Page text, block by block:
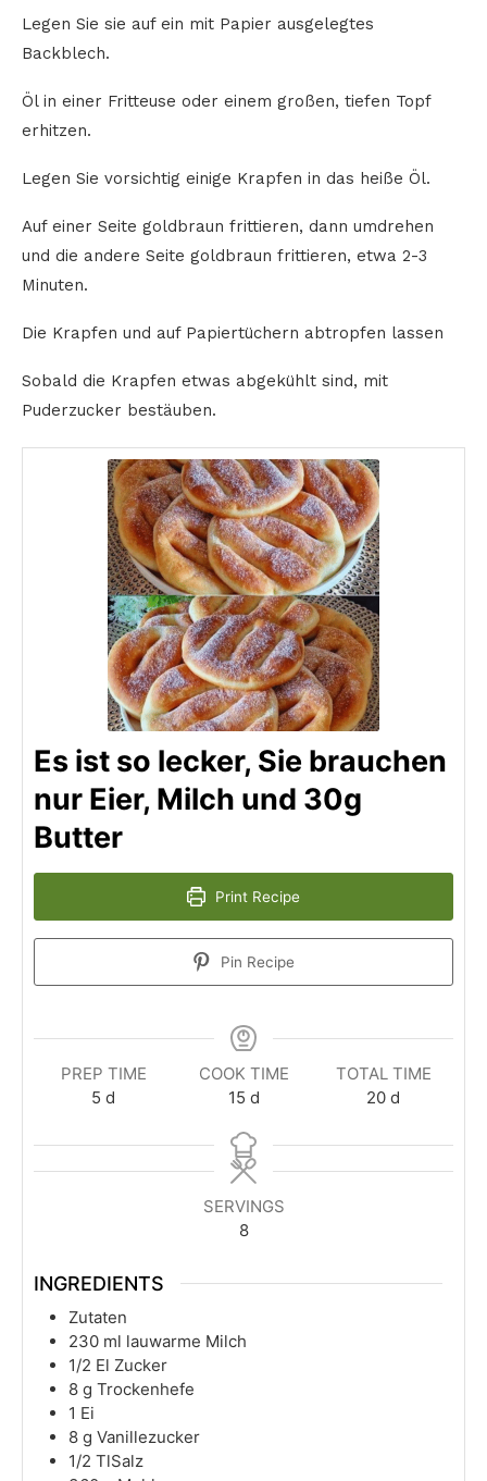
Legen Sie sie auf ein mit Papier ausgelegtes
Backblech.
Öl in einer Fritteuse oder einem großen, tiefen Topf
erhitzen.
Legen Sie vorsichtig einige Krapfen in das heiße Öl.
Auf einer Seite goldbraun frittieren, dann umdrehen
und die andere Seite goldbraun frittieren, etwa 2-3
Minuten.
Die Krapfen und auf Papiertüchern abtropfen lassen
Sobald die Krapfen etwas abgekühlt sind, mit
Puderzucker bestäuben.
Es ist so lecker, Sie brauchen
nur Eier, Milch und 30g
Butter
Print Recipe
Pin Recipe
PREP TIME
5 d
COOK TIME
15 d
TOTAL TIME
20 d
SERVINGS
8
INGREDIENTS
Zutaten
230 ml lauwarme Milch
1/2 El Zucker
8 g Trockenhefe
1 Ei
8 g Vanillezucker
1/2 TlSalz